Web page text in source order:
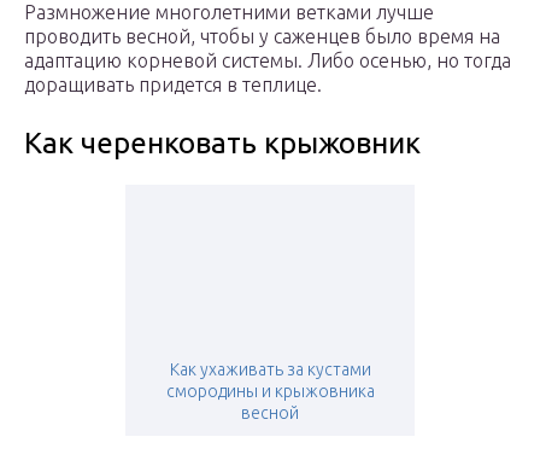
Размножение многолетними ветками лучше
проводить весной, чтобы у саженцев было время на
адаптацию корневой системы. Либо осенью, но тогда
доращивать придется в теплице.
Как черенковать крыжовник
Как ухаживать за кустами
смородины и крыжовника
весной